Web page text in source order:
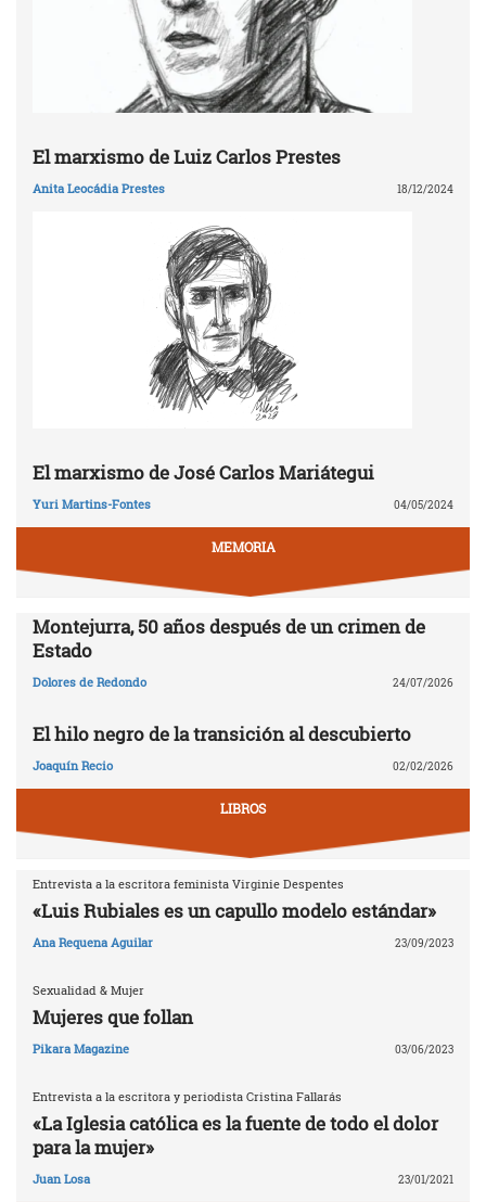
El marxismo de Luiz Carlos Prestes
Anita Leocádia Prestes 18/12/2024
El marxismo de José Carlos Mariátegui
Yuri Martins-Fontes 04/05/2024
MEMORIA
Montejurra, 50 años después de un crimen de
Estado
Dolores de Redondo 24/07/2026
El hilo negro de la transición al descubierto
Joaquín Recio 02/02/2026
LIBROS
Entrevista a la escritora feminista Virginie Despentes
«Luis Rubiales es un capullo modelo estándar»
Ana Requena Aguilar 23/09/2023
Sexualidad & Mujer
Mujeres que follan
Pikara Magazine 03/06/2023
Entrevista a la escritora y periodista Cristina Fallarás
«La Iglesia católica es la fuente de todo el dolor
para la mujer»
Juan Losa 23/01/2021